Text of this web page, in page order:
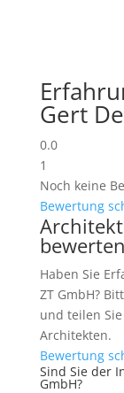
Gert
0.0
1
Noch keine
Bewertung
bewerten
Haben Sie
ZT GmbH?
und teilen
Architekten.
Bewertung
Sind Sie der
GmbH?